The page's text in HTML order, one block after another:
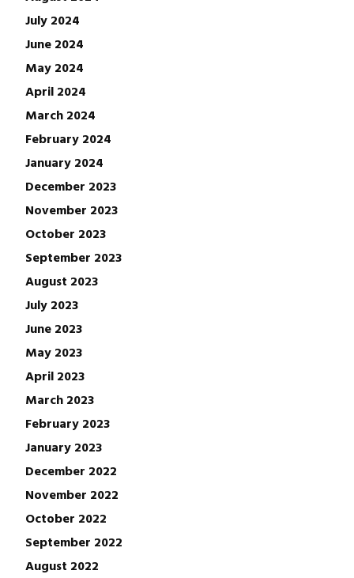
July 2024
June 2024
May 2024
April 2024
March 2024
February 2024
January 2024
December 2023
November 2023
October 2023
September 2023
August 2023
July 2023
June 2023
May 2023
April 2023
March 2023
February 2023
January 2023
December 2022
November 2022
October 2022
September 2022
August 2022